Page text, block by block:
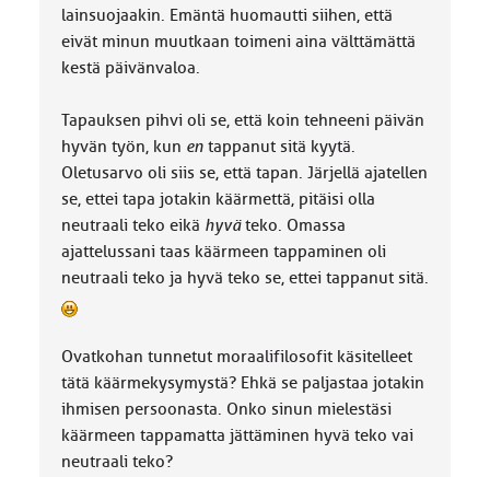
lainsuojaakin. Emäntä huomautti siihen, että
eivät minun muutkaan toimeni aina välttämättä
kestä päivänvaloa.
Tapauksen pihvi oli se, että koin tehneeni päivän
hyvän työn, kun entappanut sitä kyytä.
Oletusarvo oli siis se, että tapan. Järjellä ajatellen
se, ettei tapa jotakin käärmettä, pitäisi olla
neutraali teko eikä hyväteko. Omassa
ajattelussani taas käärmeen tappaminen oli
neutraali teko ja hyvä teko se, ettei tappanut sitä.
Ovatkohan tunnetut moraalifilosofit käsitelleet
tätä käärmekysymystä? Ehkä se paljastaa jotakin
ihmisen persoonasta. Onko sinun mielestäsi
käärmeen tappamatta jättäminen hyvä teko vai
neutraali teko?